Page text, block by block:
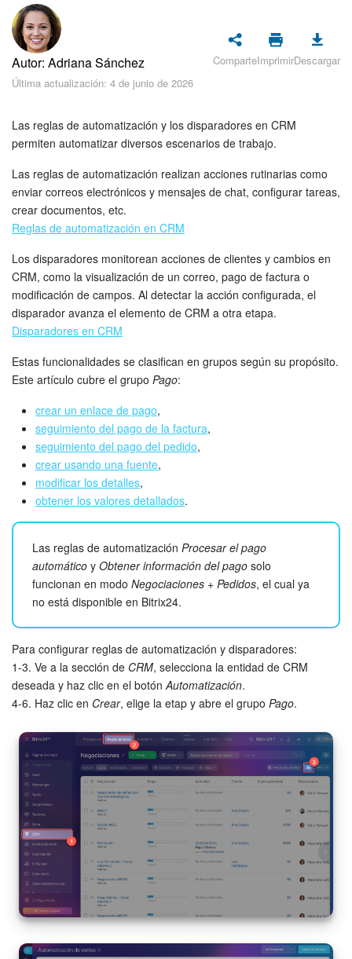
Seguridad
Planes y pagos
Cómo empezar
Feed
Collabs
Calendario
Bitrix24 Drive
Webmail
Grupos de trabajo
Tareas y proyectos
CoPilot - IA en Bitrix24
CRM
Reserva
Contact center
Sales center
CRM Analytics
BI Builder
Bitrix24 Market
Sitios web
Tienda Online
CRM + Online store
Tienda CRM
Empleados
Base de conocimientos
Autor: Adriana Sánchez
Última actualización: 4 de junio de 2026
ComparteImprimirDescargar
Las reglas de automatización y los disparadores en CRM
permiten automatizar diversos escenarios de trabajo.
Las reglas de automatización realizan acciones rutinarias como
enviar correos electrónicos y mensajes de chat, configurar tareas,
crear documentos, etc.
Reglas de automatización en CRM
Los disparadores monitorean acciones de clientes y cambios en
CRM, como la visualización de un correo, pago de factura o
modificación de campos. Al detectar la acción configurada, el
disparador avanza el elemento de CRM a otra etapa.
Disparadores en CRM
Estas funcionalidades se clasifican en grupos según su propósito.
Este artículo cubre el grupo Pago:
crear un enlace de pago,
seguimiento del pago de la factura,
seguimiento del pago del pedido,
crear usando una fuente,
modificar los detalles,
obtener los valores detallados.
Las reglas de automatización Procesar el pago
automático y Obtener información del pago solo
funcionan en modo Negociaciones + Pedidos, el cual ya
no está disponible en Bitrix24.
Para configurar reglas de automatización y disparadores:
1-3. Ve a la sección de CRM, selecciona la entidad de CRM
deseada y haz clic en el botónAutomatización.
4-6. Haz clic en Crear, elige la etap y abre el grupo Pago.